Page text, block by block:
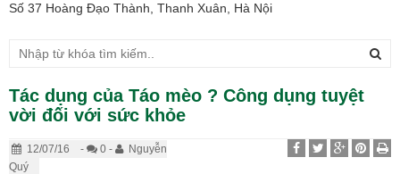
Số 37 Hoàng Đạo Thành, Thanh Xuân, Hà Nội
Tác dụng của Táo mèo ? Công dụng tuyệt
vời đối với sức khỏe
12/07/16 - 0 -
Nguyễn
Quý